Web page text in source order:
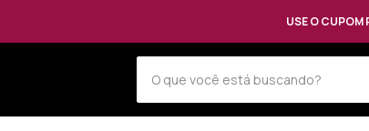
USE O CUPOM